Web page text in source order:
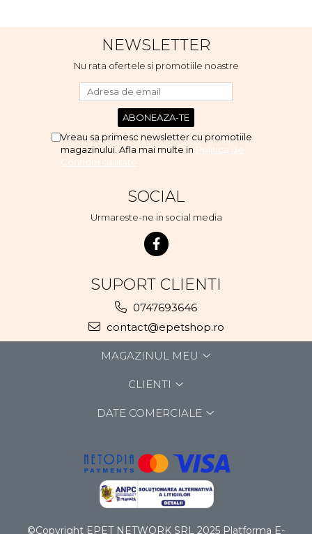
evita, nu o mananca cu
placere. Eu sunt multumit siNEWSLETTER
Nu rata ofertele si promotiile noastre
Vreau sa primesc newsletter cu promotiile
magazinului. Afla mai multe in Politica de
Confidentialitate
SOCIAL
Urmareste-ne in social media
SUPORT CLIENTI
0747693646
contact@epetshop.ro
MAGAZINUL MEU
CLIENTI
DATE COMERCIALE
©Copyright EPET NETWORK SRL 2025 Platforma E-